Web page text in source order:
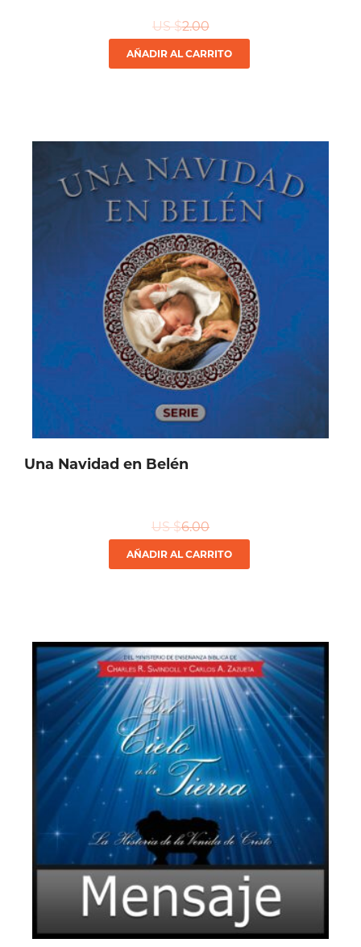
US $2.00
AÑADIR AL CARRITO
Una Navidad en Belén
US $6.00
AÑADIR AL CARRITO